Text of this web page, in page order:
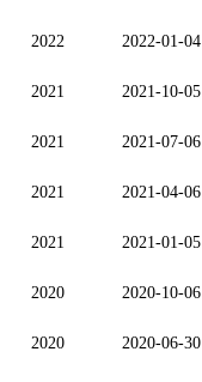
2022 2022-01-04
2021 2021-10-05
2021 2021-07-06
2021 2021-04-06
2021 2021-01-05
2020 2020-10-06
2020 2020-06-30